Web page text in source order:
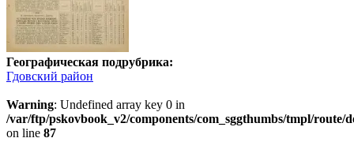
Географическая подрубрика:
Гдовский район
Warning: Undefined array key 0 in
/var/ftp/pskovbook_v2/components/com_sggthumbs/tmpl/route/
on line 87